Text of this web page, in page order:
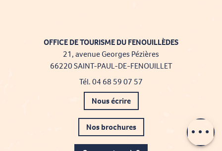
OFFICE DE TOURISME DU FENOUILLÈDES
21, avenue Georges Pézières
66220 SAINT-PAUL-DE-FENOUILLET
Tél. 04 68 59 07 57
Nous écrire
Nos brochures